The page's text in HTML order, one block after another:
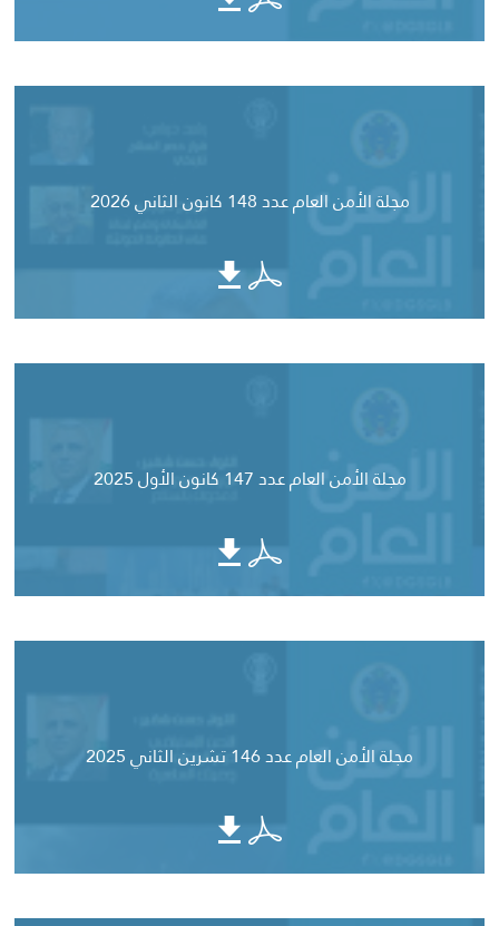
مجلة الأمن العام عدد 148 كانون الثاني 2026
مجلة الأمن العام عدد 147 كانون الأول 2025
مجلة الأمن العام عدد 146 تشرين الثاني 2025